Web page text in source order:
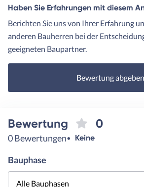
Haben Sie Erfahrungen mit diesem
Berichten Sie uns von Ihrer Erfahrung
anderen Bauherren bei der
geeigneten Baupartner.
Bewertung abgeben
Bewertung 0
0 Bewertungen Keine
Bauphase
Alle Bauphasen